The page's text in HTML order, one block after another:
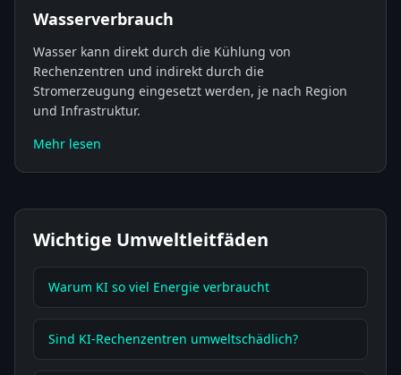
Wasserverbrauch
Wasser kann direkt durch die Kühlung von
Rechenzentren und indirekt durch die
Stromerzeugung eingesetzt werden, je nach Region
und Infrastruktur.
Mehr lesen
Wichtige Umweltleitfäden
Warum KI so viel Energie verbraucht
Sind KI-Rechenzentren umweltschädlich?